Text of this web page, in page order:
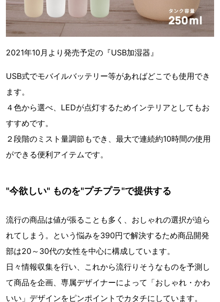
2021年10月より発売予定の『USB加湿器』
USB式でモバイルバッテリー等があればどこでも使用でき
ます。
４色から選べ、LEDが点灯するためインテリアとしてもお
すすめです。
２段階のミスト量調節もでき、最大で連続約10時間の使用
ができる便利アイテムです。
"今欲しい" ものを"プチプラ"で提供する
流行の商品は値が張ることも多く、おしゃれの選択が迫ら
れてしまう。という悩みを390円で解決するため商品開発
部は20～30代の女性を中心に構成しています。
日々情報収集を行い、これから流行りそうなものを予測し
て商品を企画、専属デザイナーによって「おしゃれ・かわ
いい」デザインをピンポイントでカタチにしています。